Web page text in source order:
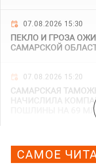
07.08.2026 15:30
ПЕКЛО И ГРОЗА
САМАРСКОЙ
07.08.2026 15:20
САМАРСКАЯ
НАЧИСЛИЛА
ПОШЛИНЫ НА 69
САМОЕ